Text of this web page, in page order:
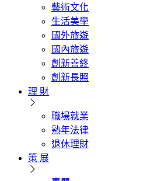
藝術文化
生活美學
國外旅遊
國內旅遊
創新善終
創新長照
理 財
職場就業
熟年法律
退休理財
策 展